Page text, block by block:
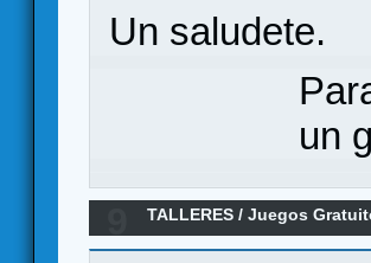
Un saludete.
un
TALLERES /Juegos